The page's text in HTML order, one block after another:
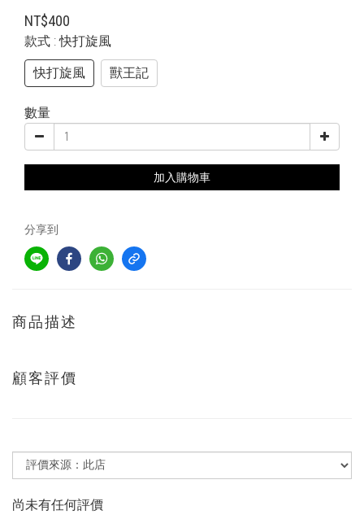
NT$400
款式 : 快打旋風
快打旋風 獸王記
數量
加入購物車
分享到
商品描述
顧客評價
尚未有任何評價